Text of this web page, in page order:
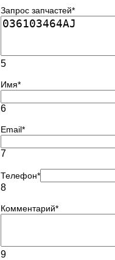
Запрос запчастей*
5
Имя*
6
Email*
7
Телефон*
8
Комментарий*
9